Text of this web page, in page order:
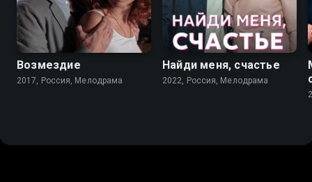
6.3
Возмездие
2017, Россия, Мелодрама
7.3
Найди меня, счастье
2022, Россия, Мелодрама